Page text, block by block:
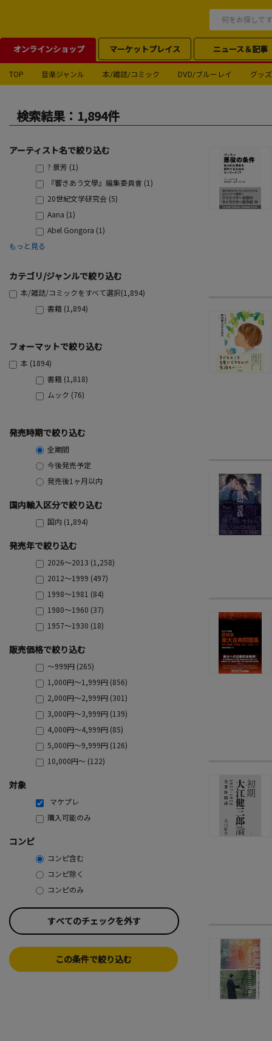
オンラインショップ マーケットプレイス ニュース＆記事
TOP 音楽ジャンル 本/雑誌/コミック DVD/ブルーレイ グッズ
検索結果：1,894件
アーティスト名で絞り込む
? 景芳 (1)
『響きあう文學』編集委員會 (1)
20世紀文学研究会 (5)
Aana (1)
Abel Gongora (1)
もっと見る
カテゴリ/ジャンルで絞り込む
本/雑誌/コミックをすべて選択(1,894)
書籍 (1,894)
フォーマットで絞り込む
本 (1894)
書籍 (1,818)
ムック (76)
発売時期で絞り込む
全期間
今後発売予定
発売後1ヶ月以内
国内輸入区分で絞り込む
国内 (1,894)
発売年で絞り込む
2026～2013 (1,258)
2012～1999 (497)
1998～1981 (84)
1980～1960 (37)
1957～1930 (18)
販売価格で絞り込む
～999円 (265)
1,000円～1,999円 (856)
2,000円～2,999円 (301)
3,000円～3,999円 (139)
4,000円～4,999円 (85)
5,000円～9,999円 (126)
10,000円～ (122)
対象
マケプレ
購入可能のみ
コンピ
コンピ含む
コンピ除く
コンピのみ
すべてのチェックを外す
この条件で絞り込む